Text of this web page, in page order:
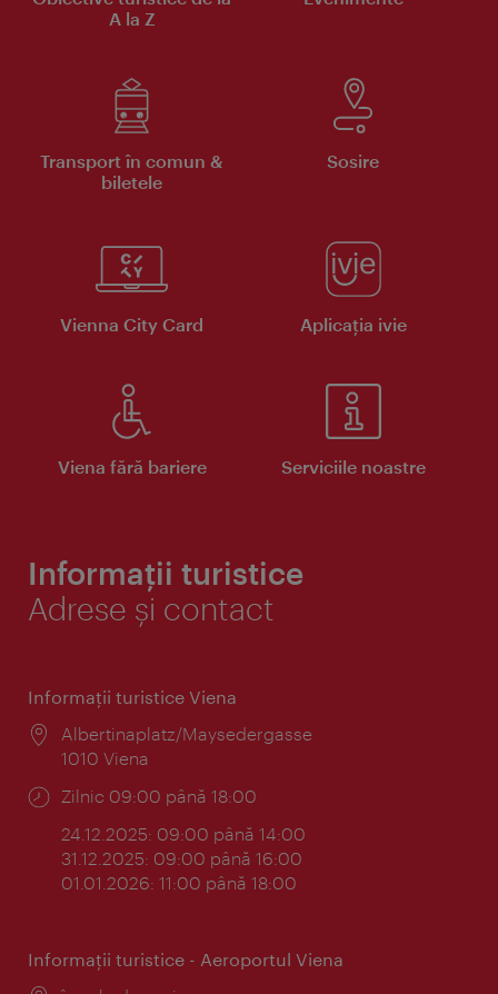
A la Z
Transport în comun &
biletele
Sosire
Vienna City Card Aplicaţia ivie
Viena fără bariere Serviciile noastre
Informații turistice
Adrese și contact
Informaţii turistice Viena
Locul:
Albertinaplatz/Maysedergasse
1010 Viena
Program:
Zilnic 09:00 până 18:00
24.12.2025: 09:00 până 14:00
31.12.2025: 09:00 până 16:00
01.01.2026: 11:00 până 18:00
Informaţii turistice - Aeroportul Viena